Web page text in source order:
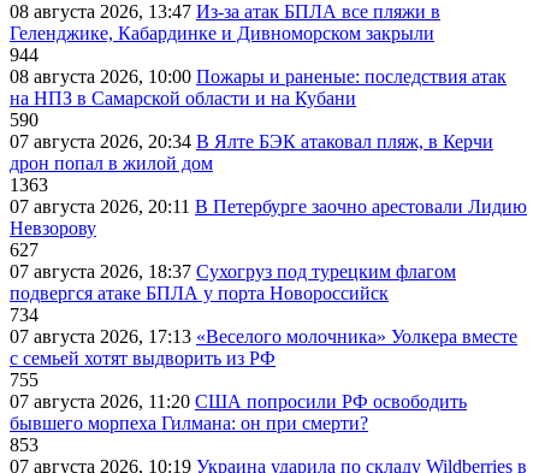
08 августа 2026, 13:47 Из-за атак БПЛА все пляжи в
Геленджике, Кабардинке и Дивноморском закрыли
944
08 августа 2026, 10:00 Пожары и раненые: последствия атак
на НПЗ в Самарской области и на Кубани
590
07 августа 2026, 20:34 В Ялте БЭК атаковал пляж, в Керчи
дрон попал в жилой дом
1363
07 августа 2026, 20:11 В Петербурге заочно арестовали Лидию
Невзорову
627
07 августа 2026, 18:37 Сухогруз под турецким флагом
подвергся атаке БПЛА у порта Новороссийск
734
07 августа 2026, 17:13 «Веселого молочника» Уолкера вместе
с семьей хотят выдворить из РФ
755
07 августа 2026, 11:20 США попросили РФ освободить
бывшего морпеха Гилмана: он при смерти?
853
07 августа 2026, 10:19 Украина ударила по складу Wildberries в